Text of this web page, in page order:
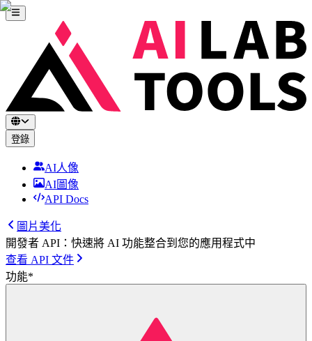
登錄
AI人像
AI圖像
API Docs
圖片美化
開發者 API：快速將 AI 功能整合到您的應用程式中
查看 API 文件
功能*